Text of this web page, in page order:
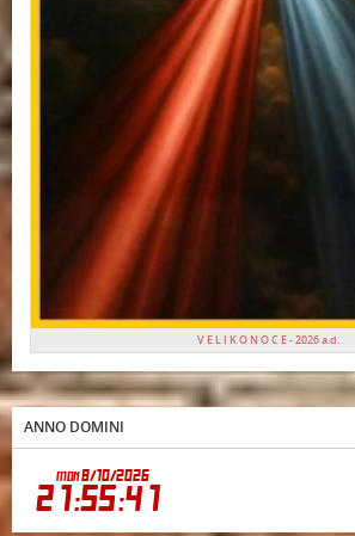
V E L I K O N O C E - 2026 a.d.
ANNO DOMINI